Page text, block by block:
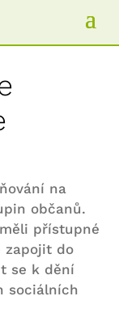
na
občanů.
přístupné
zapojit do
se k dění
sociálních